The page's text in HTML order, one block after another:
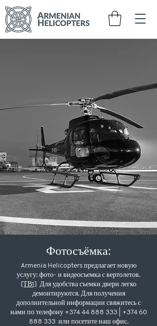
Фотосъёмка:
Armenia Helicopters предлагает новую
услугу: фото- и видеосъемка с вертолетов.
[ТВ1]
Для удобства съемки двери легко
демонтируются. Для получения
дополнительной информации свяжитесь с
нами по телефону +374 44 888 333| +374 60
888 333или посетите наш офис.